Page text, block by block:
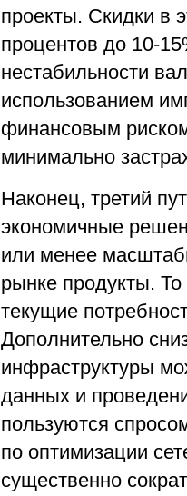
проекты. Скидки в
процентов до 10-
нестабильности
использованием
финансовым
минимально
Наконец, третий
экономичные
или менее
рынке продукты.
текущие
Дополнительно
инфраструктуры
данных и
пользуются
по оптимизации
существенно